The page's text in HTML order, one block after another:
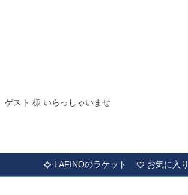
ゲスト 様 いらっしゃいませ
LAFINOのラケット
お気に入り